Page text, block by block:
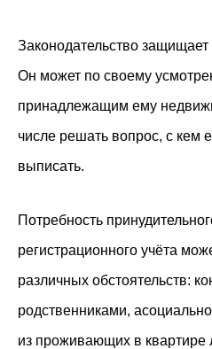
Законодательство
Он может по своему
принадлежащим ему
числе решать вопрос, с кем
выписать.
Потребность
регистрационного учёта
различных обстоятельств:
родственниками,
из проживающих в квартире